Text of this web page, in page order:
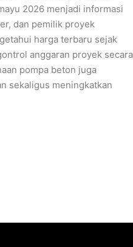
2026 menjadi informasi
dan pemilik proyek
harga terbaru sejak
anggaran proyek secara
pompa beton juga
sekaligus meningkatkan